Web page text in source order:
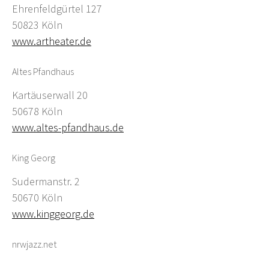
Ehrenfeldgürtel 127
50823 Köln
www.artheater.de
Altes Pfandhaus
Kartäuserwall 20
50678 Köln
www.altes-pfandhaus.de
King Georg
Sudermanstr. 2
50670 Köln
www.kinggeorg.de
nrwjazz.net